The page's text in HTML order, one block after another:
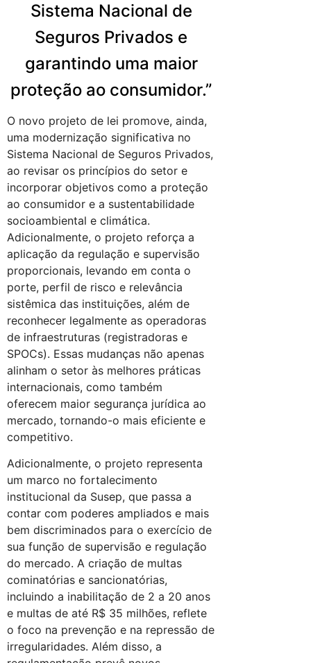
Sistema Nacional de
Seguros Privados e
garantindo uma maior
proteção ao consumidor.”
O novo projeto de lei promove, ainda,
uma modernização significativa no
Sistema Nacional de Seguros Privados,
ao revisar os princípios do setor e
incorporar objetivos como a proteção
ao consumidor e a sustentabilidade
socioambiental e climática.
Adicionalmente, o projeto reforça a
aplicação da regulação e supervisão
proporcionais, levando em conta o
porte, perfil de risco e relevância
sistêmica das instituições, além de
reconhecer legalmente as operadoras
de infraestruturas (registradoras e
SPOCs). Essas mudanças não apenas
alinham o setor às melhores práticas
internacionais, como também
oferecem maior segurança jurídica ao
mercado, tornando-o mais eficiente e
competitivo.
Adicionalmente, o projeto representa
um marco no fortalecimento
institucional da Susep, que passa a
contar com poderes ampliados e mais
bem discriminados para o exercício de
sua função de supervisão e regulação
do mercado. A criação de multas
cominatórias e sancionatórias,
incluindo a inabilitação de 2 a 20 anos
e multas de até R$ 35 milhões, reflete
o foco na prevenção e na repressão de
irregularidades. Além disso, a